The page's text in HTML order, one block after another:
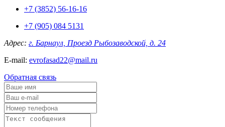
+7 (3852) 56-16-16
+7 (905) 084 5131
Адрес: г. Барнаул, Проезд Рыбозаводской, д. 24
E-mail: evrofasad22@mail.ru
Обратная связь